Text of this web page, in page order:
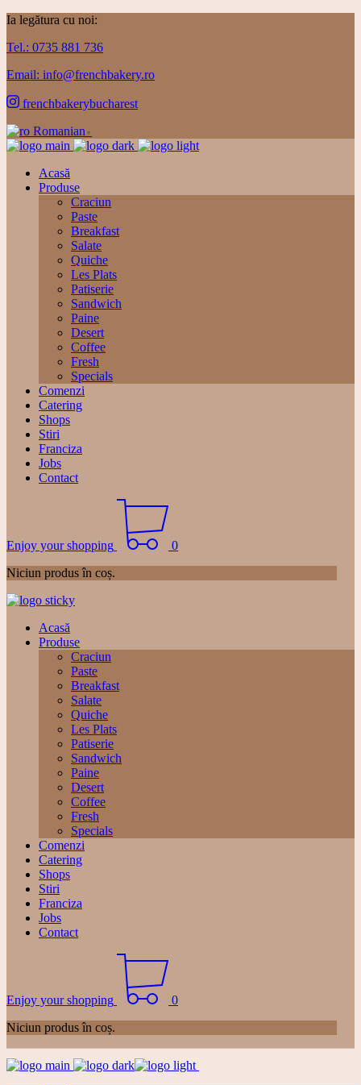
Ia legătura cu noi:
Tel.: 0735 881 736
Email: info@frenchbakery.ro
frenchbakerybucharest
Romanian ▼
Acasă
Produse
Craciun
Paste
Breakfast
Salate
Quiche
Les Plats
Patiserie
Sandwich
Paine
Desert
Coffee
Fresh
Specials
Comenzi
Catering
Shops
Stiri
Franciza
Jobs
Contact
Enjoy your shopping
0
Niciun produs în coș.
Acasă
Produse
Craciun
Paste
Breakfast
Salate
Quiche
Les Plats
Patiserie
Sandwich
Paine
Desert
Coffee
Fresh
Specials
Comenzi
Catering
Shops
Stiri
Franciza
Jobs
Contact
Enjoy your shopping
0
Niciun produs în coș.